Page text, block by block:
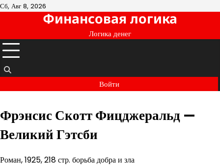
Перейти
Сб, Авг 8, 2026
Финансовая логика
Логика денег
Войти
Фрэнсис Скотт Фицджеральд —
Великий Гэтсби
Роман, 1925, 218 стр. борьба добра и зла